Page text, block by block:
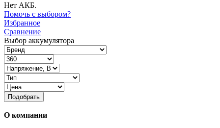
Нет АКБ.
Помочь с выбором?
Избранное
Сравнение
Выбор аккумулятора
Подобрать
О компании